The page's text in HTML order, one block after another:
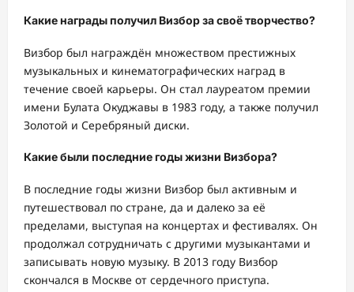
Какие награды получил Визбор за своё творчество?
Визбор был награждён множеством престижных
музыкальных и кинематографических наград в
течение своей карьеры. Он стал лауреатом премии
имени Булата Окуджавы в 1983 году, а также получил
Золотой и Серебряный диски.
Какие были последние годы жизни Визбора?
В последние годы жизни Визбор был активным и
путешествовал по стране, да и далеко за её
пределами, выступая на концертах и фестивалях. Он
продолжал сотрудничать с другими музыкантами и
записывать новую музыку. В 2013 году Визбор
скончался в Москве от сердечного приступа.